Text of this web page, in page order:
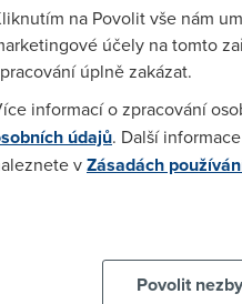
u mně 28 dní.
jeste ne ..v pripade ze ne
na Povolit vše nám
účely na tomto
úplně zakázat.
informací o zpracování
údajů. Další
vZásadách
Povolit